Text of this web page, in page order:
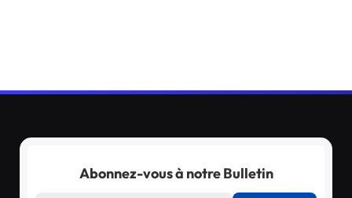
Abonnez-vous à notre Bulletin